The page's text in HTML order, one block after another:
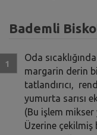
Bademli
Oda
margarin derin
tatlandırıcı,
yumurta sarısı
(Bu işlem mikser
Üzerine